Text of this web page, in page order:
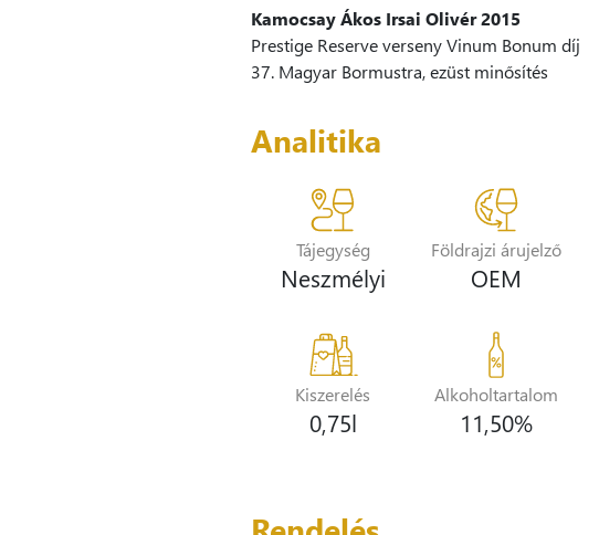
Kamocsay Ákos Irsai Olivér 2015
Prestige Reserve verseny Vinum Bonum díj
37. Magyar Bormustra, ezüst minősítés
Analitika
Tájegység
Neszmélyi
Földrajzi árujelző
OEM
Kiszerelés
0,75l
Alkoholtartalom
11,50%